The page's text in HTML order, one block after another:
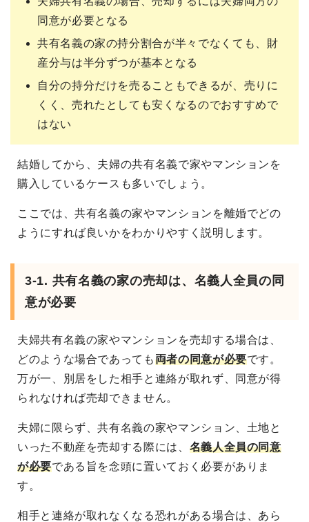
同意が必要となる
共有名義の家の持分割合が半々でなくても、財
産分与は半分ずつが基本となる
自分の持分だけを売ることもできるが、売りに
くく、売れたとしても安くなるのでおすすめで
はない
結婚してから、夫婦の共有名義で家やマンションを
購入しているケースも多いでしょう。
ここでは、共有名義の家やマンションを離婚でどの
ようにすれば良いかをわかりやすく説明します。
3-1. 共有名義の家の売却は、名義人全員の同
意が必要
夫婦共有名義の家やマンションを売却する場合は、
どのような場合であっても両者の同意が必要です。
万が一、別居をした相手と連絡が取れず、同意が得
られなければ売却できません。
夫婦に限らず、共有名義の家やマンション、土地と
いった不動産を売却する際には、 名義人全員の同意
が必要である旨を念頭に置いておく必要がありま
す。
相手と連絡が取れなくなる恐れがある場合は、あら